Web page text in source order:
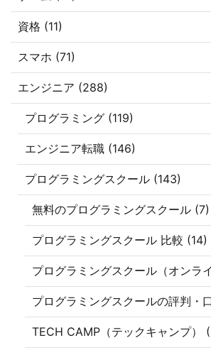
資格 (11)
スマホ (71)
エンジニア (288)
プログラミング (119)
エンジニア転職 (146)
プログラミングスクール (143)
無料のプログラミングスクール (7)
プログラミングスクール 比較 (14)
プログラミングスクール（オンラ
プログラミングスクールの評判・
TECH CAMP（テックキャンプ）